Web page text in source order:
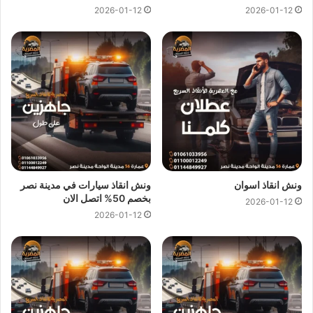
وبأسعار معقولة كل ما عليك الاتصال بنا وسوف نستجيب علي الفور
ونرسل لك على الفوراقرب ونش انقاذ متوفر في الزعفرانة بالقرب
من مكان تعطل سيارتك لاننا نجعلها سهلة باتصالك بنا علي
01144849927او01017439322او01094833093نحن
نستعين بفريق من السائقين الخبرة لرفع و انقاذ سيارتك لاننا لا نعتمد
فقط علىونش الانقاذولكننا نمتلك ايضا رافعات لانقاذ السيارات
المعطلة بنظام رفع هيدروليكي متكامل للتعامل مع حالات السيارات
الثقيلة وسيارات النقل و سيارات النصف نقل العالقة.
ونش نقل سيارات الزعفرانة
ونش انقاذ الزعفرانةيوفر خدمة المساعدة على الطريق بسرعة
فائفة و بسعر معقول و خدمةانقاذ السياراتفي الزعفرانة وذلك من
خلال فريق من السائقين الوناشين الخبرة لتزويدك بافضل خدمة انقاذ
سياراتعلى الطريق و تقديم جميع خدماتالانقاذ السريع
2026-01-12
2026-01-12
ونش انقاذ اسوان
2026-01-12
ونش انقاذ سيارات في مدينة نصر
بخصم 50% اتصل الان
2026-01-12